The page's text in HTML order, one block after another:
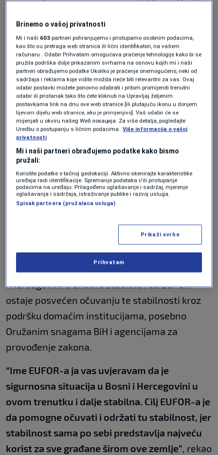
Međunarodna zajednica ostaje čvrsto
ujedinjena u svojoj posvećenosti očuvanju
mira, stabilnosti i sigurnosti u Bosni i
Hercegovini”, rekao je Fronda.
Dodao je da su među temama bile i krize koje
dolaze s Bliskog istoka, pitanje energetske
sigurnosti, migracijski pritisci i hibridne
prijetnje, uključujući dezinformacije i strane
utjecaje.
“Mi također vidimo da pogrešne i lažne
informacije, kao i strani utjecaji, mogu težiti
otpornost institucija i doprinesu
, naveo je Fronda.
On je poručio da je sigurnosna situacija u Bosni
i Hercegovini trenutno stabilna i da EUFOR
ostaje posvećen očuvanju te stabilnosti kroz
podršku domaćim institucijama, posebno
Oružanim snagama BiH i agencijama za
provođenje zakona.
“Ime EUFOR-a ja vas uvjeravam da je
sigurnosna situacija u Bosni i Hercegovini u
ovom trenutku i dalje stabilna. Cilj EUFOR-a je
da pomogne očuvati i održati tu stabilnost, jer
stabilnost sama po sebi predstavlja najveću
korist za sve građane širom ove zemlje”, rekao
Brinemo o vašoj privatnosti
Mi i naši 603 partneri pohranjujemo i pristupamo osobnim podacima,
kao što su pretraga web stranica ili lični identifikatori, na vašem
računaru . Odabir Prihvatam omogućava praćenje tehnologije kako bi se
pružila podrška dolje prikazanim svrhama na osnovu kojih mi i naši
partneri obrađujemo podatke Ukoliko je praćenje onemogućeno, neki od
sadržaja i reklama koje vidite možda neće biti relevantni za vas. Ovaj
odabir postavki možete ponovno odabrati i pritom promijeniti trenutni
odabir ili pristanak tako što ćete kliknuti na Upravljaj željenim
postavkama link na dnu ove web stranice [ili plutajuću ikonu u donjem
lijevom dijelu web stranice, ako je primjenjivo]. Vaš odabir će se
mijenjati u okviru našeg Wеб локација. Za više detalja, pogledajte
Uredbu o postupanju s ličnim podacima. Više informacija o vašoj
privatnosti
Mi i naši partneri obrađujemo podatke kako bismo
pružali:
Koristite podatke o tačnoj geolokaciji. Aktivno skenirajte karakteristike
uređaja radi identifikacije. Spremanje podataka i/ili pristupanje
podacima na uređaju. Prilagođeno oglašavanje i sadržaj, mjerenje
oglašavanja i sadržaja, istraživanje publike i razvoj usluga.
Spisak partnera (pružalaca usluga)
Prikaži svrhe
Prihvatam